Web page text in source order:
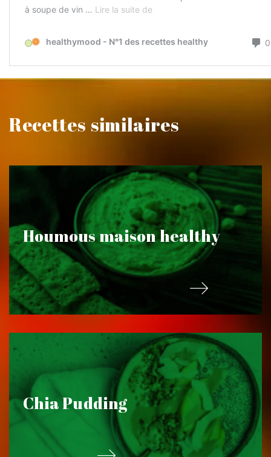
Recettes similaires
Houmous maison healthy
Chia Pudding